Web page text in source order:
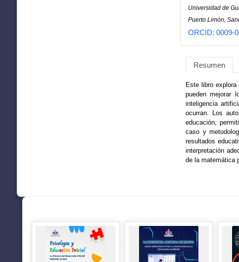
Universidad de
Puerto Limón,
ORCID: 0009-
Resumen
Este libro
pueden mejorar
inteligencia
ocurran. Los
educación,
caso y
resultados
interpretación
de la matemática